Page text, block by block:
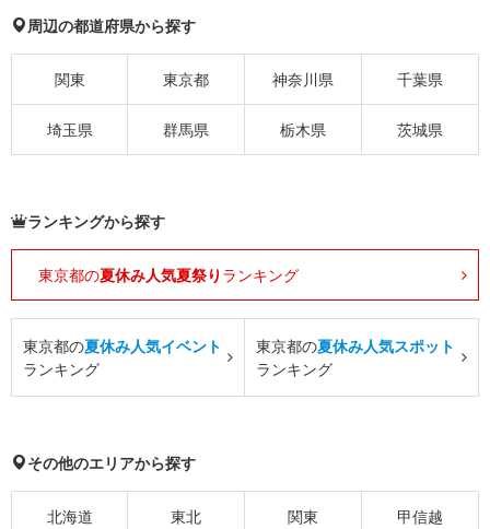
周辺の都道府県から探す
関東 東京都 神奈川県 千葉県
埼玉県 群馬県 栃木県 茨城県
ランキングから探す
東京都の夏休み人気夏祭り ランキング
東京都の夏休み人気イベント
ランキング
東京都の夏休み人気スポット
ランキング
その他のエリアから探す
北海道 東北 関東 甲信越